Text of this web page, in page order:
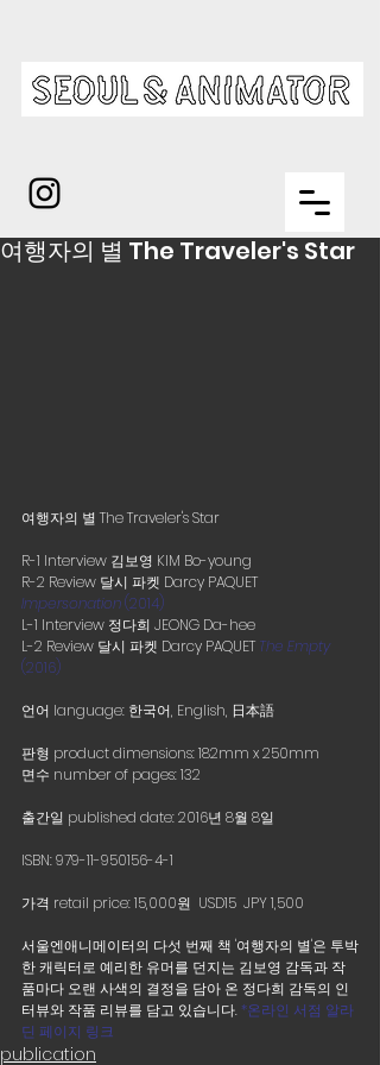
여행자의 별 The Traveler's Star
여행자의 별 The Traveler's Star
R-1 Interview 김보영 KIM Bo-young
R-2 Review 달시 파켓 Darcy PAQUET
Impersonation (2014)
L-1 Interview 정다희 JEONG Da-hee
L-2 Review 달시 파켓 Darcy PAQUET The Empty
(2016)
언어 language: 한국어, English, 日本語
판형 product dimensions: 182mm x 250mm
면수 number of pages: 132
출간일 published date: 2016년 8월 8일
ISBN: 979-11-950156-4-1
가격 retail price: 15,000원  USD15  JPY 1,500
서울엔애니메이터의 다섯 번째 책 '여행자의 별'은 투박
한 캐릭터로 예리한 유머를 던지는 김보영 감독과 작
품마다 오랜 사색의 결정을 담아 온 정다희 감독의 인
터뷰와 작품 리뷰를 담고 있습니다. *온라인 서점 알라
딘 페이지 링크
publication